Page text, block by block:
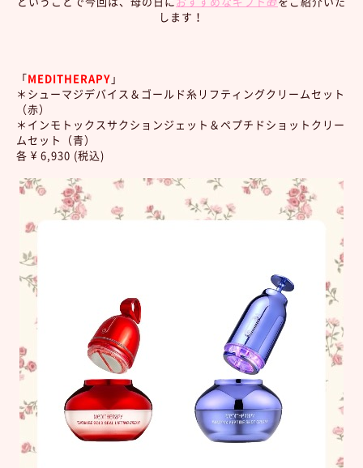
します！
「MEDITHERAPY 」
＊シューマジデバイス＆ゴールド糸リフティングクリームセット
（赤）
＊インモトックスサクションジェット＆ペプチドショットクリー
ムセット（青）
各 ¥ 6,930 (税込)